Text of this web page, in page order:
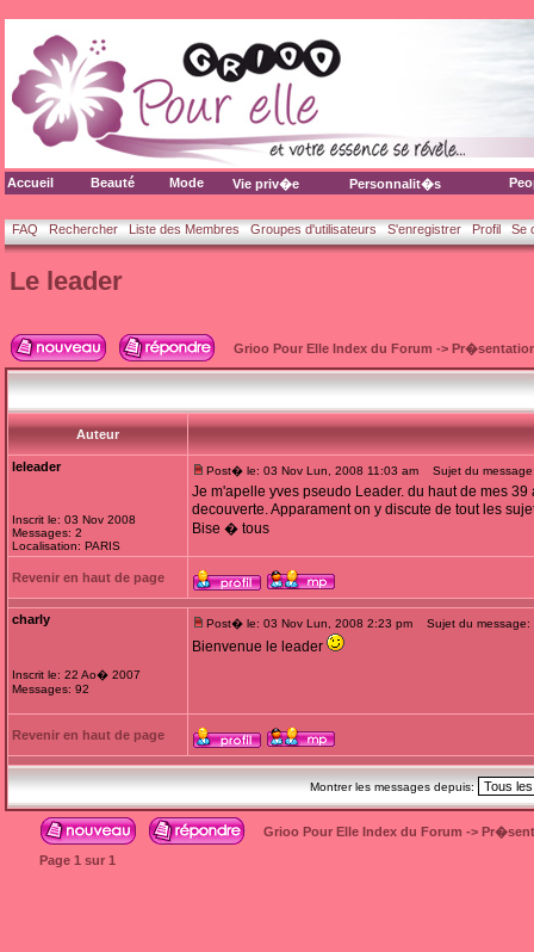
Accueil Beauté Mode Vie priv�e Personnalit�s
FAQ Rechercher Liste des Membres Groupes d'utilisateurs S'enregistrer Profil Se
Le leader
Grioo Pour Elle Index du Forum ->
Auteur
leleader
Inscrit le: 03 Nov 2008
Messages: 2
Localisation: PARIS
Post� le: 03 Nov Lun, 2008 11:03 am Sujet du
Je m'apelle yves pseudo Leader. du haut de mes
decouverte. Apparament on y discute de tout les
Bise � tous
Revenir en haut de page
charly
Inscrit le: 22 Ao� 2007
Messages: 92
Post� le: 03 Nov Lun, 2008 2:23 pm Sujet du message:
Bienvenue le leader
Revenir en haut de page
Montrer les messages depuis:
Grioo Pour Elle Index du Forum ->
Page 1 sur 1